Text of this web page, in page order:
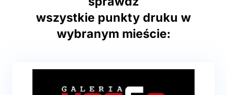
wszystkie punkty druku w
wybranym mieście: